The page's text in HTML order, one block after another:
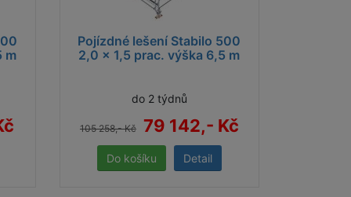
m
Pojízdné lešení Stabilo 500
2,0 x 1,5 prac. výška 6,5 m
do 2 týdnů
105 258,- Kč 79 142,- Kč
Detail